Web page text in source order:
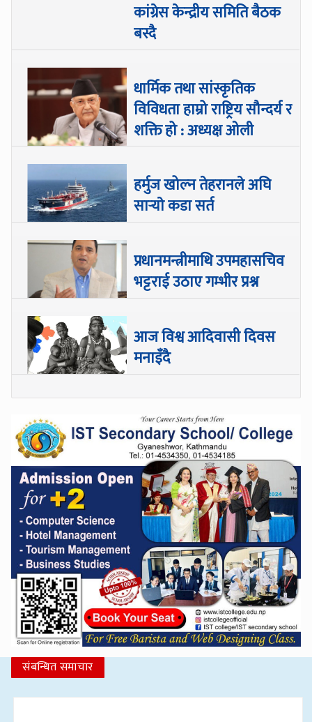
कांग्रेस केन्द्रीय समिति बैठक
बस्दै
धार्मिक तथा सांस्कृतिक
विविधता हाम्रो राष्ट्रिय सौन्दर्य र
शक्ति हो : अध्यक्ष ओली
हर्मुज खोल्न तेहरानले अघि
सार्‍याे कडा सर्त
प्रधानमन्त्रीमाथि उपमहासचिव
भट्टराई उठाए गम्भीर प्रश्न
आज विश्व आदिवासी दिवस
मनाइँदै
संबन्धित समाचार